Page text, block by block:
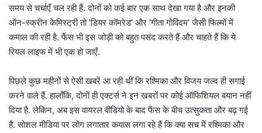
समय से चर्चाएँ चल रही हैं. दोनों को कई बार एक साथ देखा गया है और इनकी
ऑन-स्क्रीन केमिस्ट्री तो ‘डियर कॉमरेड’ और ‘गीता गोविंदम’ जैसी फिल्मों में
कमाल की रही है. फैंस भी इस जोड़ी को बहुत पसंद करते हैं और चाहते हैं कि ये
रियल लाइफ में भी एक हो जाएँ.
पिछले कुछ महीनों से ऐसी खबरें आ रही थीं कि रश्मिका और विजय जल्द ही सगाई
करने वाले हैं. हालाँकि, दोनों ही एक्टर्स ने इन खबरों पर कोई ऑफिशियल बयान नहीं
दिया है. लेकिन, अब इस वायरल वीडियो के बाद फैंस के बीच उत्सुकता और बढ़ गई
है. सोशल मीडिया पर लोग लगातार कयास लगा रहे हैं कि क्या सच में रश्मिका और